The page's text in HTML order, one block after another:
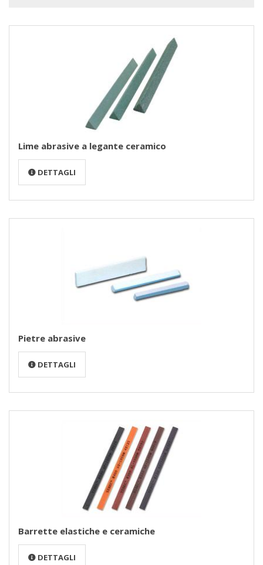
Lime abrasive a legante ceramico
DETTAGLI
Pietre abrasive
DETTAGLI
Barrette elastiche e ceramiche
DETTAGLI